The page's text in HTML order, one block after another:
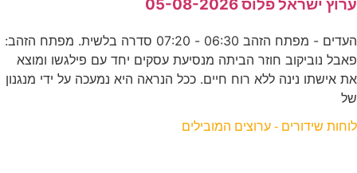
ערוץ ישראל פלוס 05-08-2026
העדים - מפתח הזהב 06:30 - 07:20 סדרה בלשית. מפתח הזהב:
פאבל נוביקוב חוזר הביתה מנסיעת עסקים יחד עם פילגשו ומוצא
את אישתו נינה ללא רוח חיים. ככל הנראה היא נמעכה על ידי מנגנון
של
לוחות שידורים - ערוצים המובילים